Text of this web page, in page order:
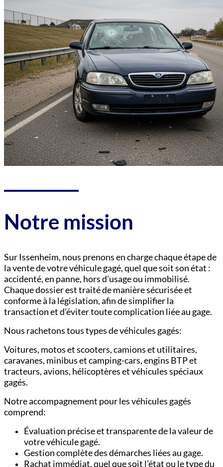
Notre mission
Sur Issenheim, nous prenons en charge chaque étape de
la vente de votre véhicule gagé, quel que soit son état :
accidenté, en panne, hors d’usage ou immobilisé.
Chaque dossier est traité de manière sécurisée et
conforme à la législation, afin de simplifier la
transaction et d’éviter toute complication liée au gage.
Nous rachetons tous types de véhicules gagés:
Voitures, motos et scooters,camions et utilitaires,
caravanes, minibus et camping-cars,engins BTP et
tracteurs,avions, hélicoptères et véhicules spéciaux
gagés.
Notre accompagnement pour les véhicules gagés
comprend:
Évaluation précise et transparente de la valeur de
votre véhicule gagé.
Gestion complète des démarches liées au gage.
Rachat immédiat, quel que soit l’état ou le type du